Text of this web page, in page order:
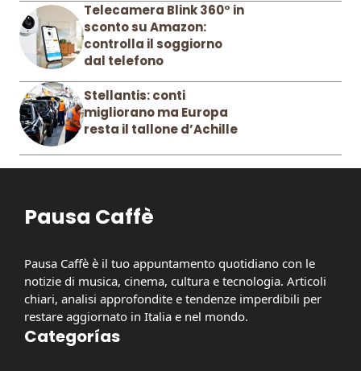
Telecamera Blink 360° in
sconto su Amazon:
controlla il soggiorno
dal telefono
Stellantis: conti
migliorano ma Europa
resta il tallone d’Achille
Pausa Caffè
Pausa Caffè è il tuo appuntamento quotidiano con le
notizie di musica, cinema, cultura e tecnologia. Articoli
chiari, analisi approfondite e tendenze imperdibili per
restare aggiornato in Italia e nel mondo.
Categorías